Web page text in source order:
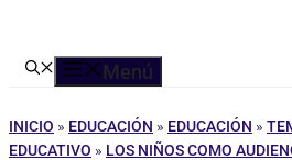
Menú
INICIO » EDUCACIÓN » EDUCACIÓN »
EDUCATIVO » LOS NIÑOS COMO